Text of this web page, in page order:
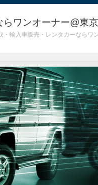
ワンオーナー@東京
輸入車販売・レンタカーならワ